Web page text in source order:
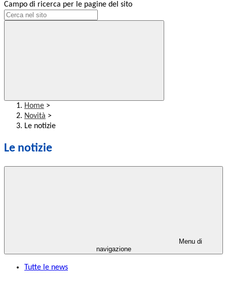
Campo di ricerca per le pagine del sito
Home >
Novità >
Le notizie
Le notizie
Menu di
navigazione
Tutte le news